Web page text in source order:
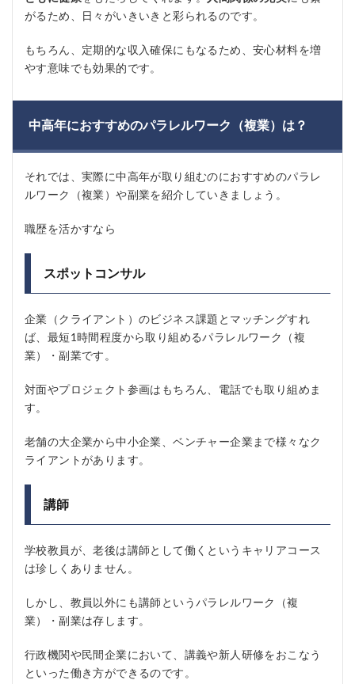
がるため、日々がいきいきと彩られるのです。
もちろん、定期的な収入確保にもなるため、安心材料を増
やす意味でも効果的です。
中高年におすすめのパラレルワーク（複業）は？
それでは、実際に中高年が取り組むのにおすすめのパラレ
ルワーク（複業）や副業を紹介していきましょう。
職歴を活かすなら
スポットコンサル
企業（クライアント）のビジネス課題とマッチングすれ
ば、最短1時間程度から取り組めるパラレルワーク（複
業）・副業です。
対面やプロジェクト参画はもちろん、電話でも取り組めま
す。
老舗の大企業から中小企業、ベンチャー企業まで様々なク
ライアントがあります。
講師
学校教員が、老後は講師として働くというキャリアコース
は珍しくありません。
しかし、教員以外にも講師というパラレルワーク（複
業）・副業は存します。
行政機関や民間企業において、講義や新人研修をおこなう
といった働き方ができるのです。